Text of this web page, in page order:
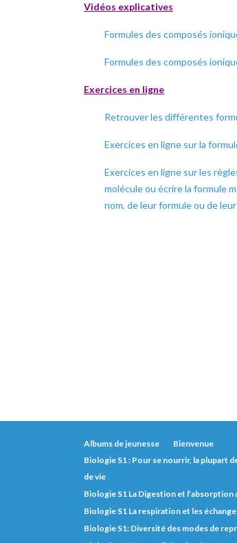
Vidéos explicatives
Formules des composés
Formules des composés
Exercices en ligne
Retrouver les différentes
Exercices en ligne sur la
Exercices en ligne sur les
molécule ou écrire la formule
nom, de leur formule ou de
Albums de jeunesse
Bienvenue
Biologie S1 : Pour se nourrir, la plupart
de vie
Biologie S1 La Digestion et
Biologie S1 La respiration et les
Biologie S1: Diversité des modes de